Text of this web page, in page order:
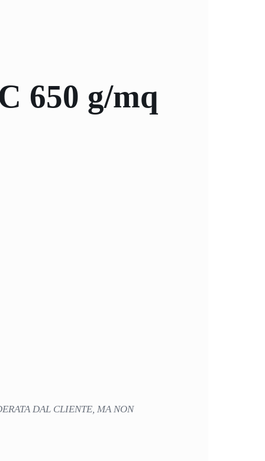
650 g/mq
DAL CLIENTE, MA NON